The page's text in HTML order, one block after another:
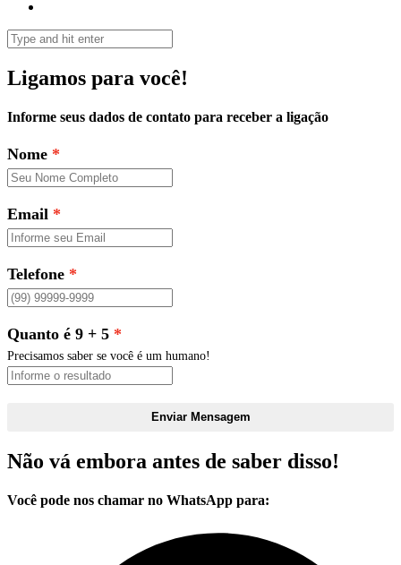
Ligamos para você!
Informe seus dados de contato para receber a ligação
Nome
Email
Telefone
Quanto é 9 + 5
Precisamos saber se você é um humano!
Enviar Mensagem
Não vá embora antes de saber disso!
Você pode nos chamar no WhatsApp para: